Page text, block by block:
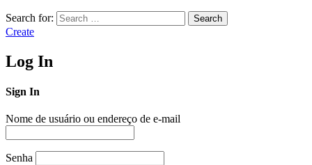
Search for: Search
Create
Log In
Sign In
Nome de usuário ou endereço de e-mail
Senha